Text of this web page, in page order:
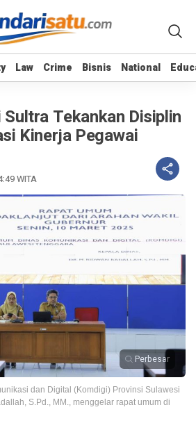
Law Crime Bisnis National
Law Crime Bisnis National
Tekankan Disiplin
Kinerja Pegawai
WITA
Perbesar
dan Digital (Komdigi) Provinsi Sulawesi
S.Pd., MM., menggelar rapat umum di